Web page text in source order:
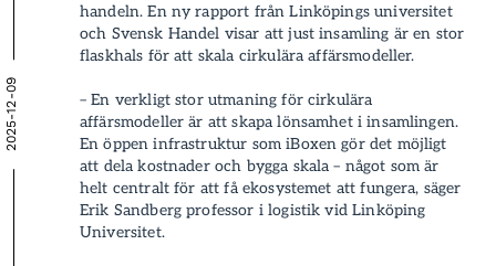
handeln. En ny rapport från Linköpings universitet
och Svensk Handel visar att just insamling är en stor
flaskhals för att skala cirkulära affärsmodeller.
– En verkligt stor utmaning för cirkulära
affärsmodeller är att skapa lönsamhet i insamlingen.
En öppen infrastruktur som iBoxen gör det möjligt
att dela kostnader och bygga skala – något som är
helt centralt för att få ekosystemet att fungera, säger
Erik Sandberg professor i logistik vid Linköping
Universitet.
2025-12-09